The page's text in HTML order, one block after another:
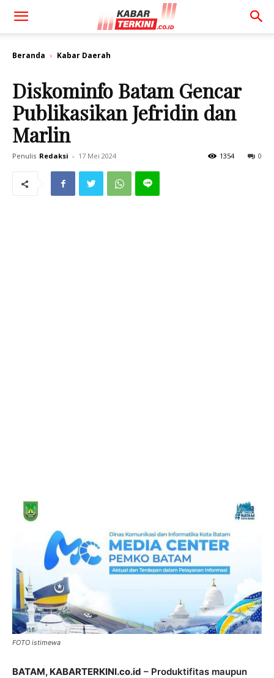
Beranda Kabar Daerah
Diskominfo Batam Gencar
Publikasikan Jefridin dan
Marlin
Penulis Redaksi - 17 Mei 2024 0
1354
FOTO istimewa
BATAM, KABARTERKINI.co.id – Produktifitas maupun